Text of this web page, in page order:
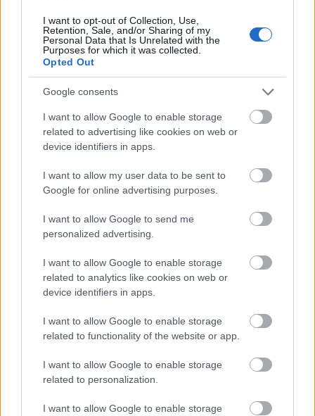
I want to opt-out of Collection, Use,
Retention, Sale, and/or Sharing of my
Personal Data that Is Unrelated with the
Purposes for which it was collected.
Opted Out
Google consents
I want to allow Google to enable storage
related to advertising like cookies on web or
device identifiers in apps.
I want to allow my user data to be sent to
Google for online advertising purposes.
I want to allow Google to send me
personalized advertising.
I want to allow Google to enable storage
related to analytics like cookies on web or
device identifiers in apps.
I want to allow Google to enable storage
related to functionality of the website or app.
I want to allow Google to enable storage
related to personalization.
I want to allow Google to enable storage
GLAMOUR HOROSZKÓP
A Tarot kártya szerint ezek a
csillagjegyek lesznek a hét abszolút
győztesei - október 20-26.